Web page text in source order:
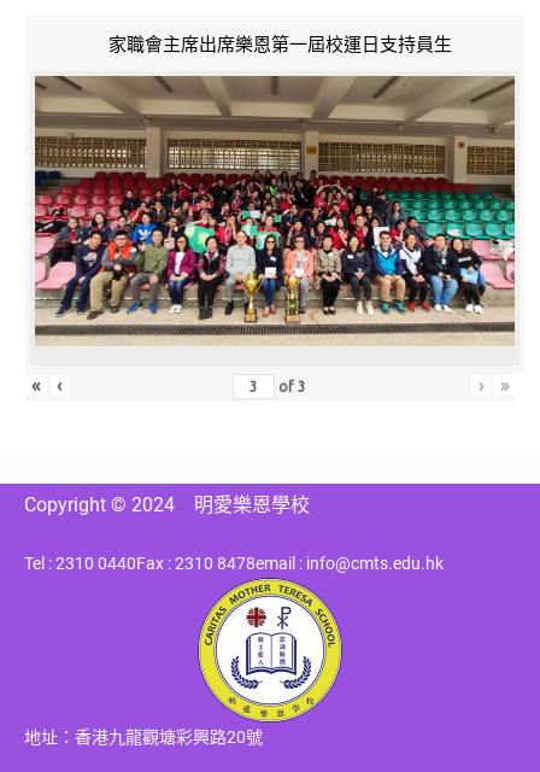
家職會主席出席樂恩第一屆校運日支持員生
« ‹ of3 › »
Copyright © 2024 明愛樂恩學校
Tel : 2310 0440Fax : 2310 8478email : info@cmts.edu.hk
地址：香港九龍觀塘彩興路20號